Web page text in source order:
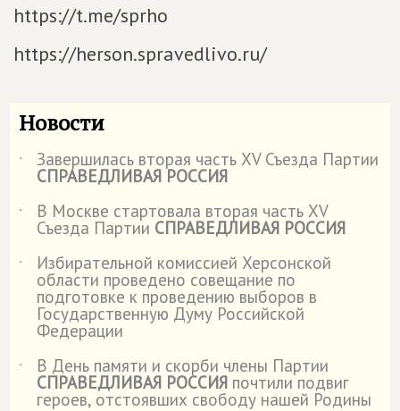
https://t.me/sprho
https://herson.spravedlivo.ru/
Новости
˙ Завершилась вторая часть XV Съезда Партии
СПРАВЕДЛИВАЯ РОССИЯ
˙
В Москве стартовала вторая часть XV
Съезда Партии СПРАВЕДЛИВАЯ РОССИЯ
˙
Избирательной комиссией Херсонской
области проведено совещание по
подготовке к проведению выборов в
Государственную Думу Российской
Федерации
˙
В День памяти и скорби члены Партии
СПРАВЕДЛИВАЯ РОССИЯ почтили подвиг
героев, отстоявших свободу нашей Родины